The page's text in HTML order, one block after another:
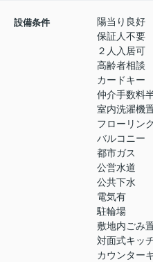
設備条件
陽当り良好
保証人不要
２人入居可
高齢者相談
カードキー
仲介手数料
室内洗濯機
フローリン
バルコニー
都市ガス
公営水道
公共下水
電気有
駐輪場
敷地内ごみ
対面式キッ
カウンター